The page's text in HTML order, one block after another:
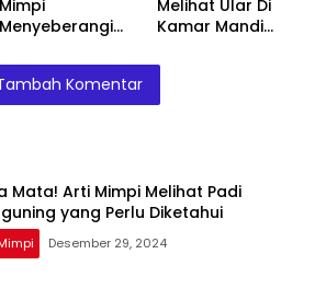
Mimpi
Menyeberangi
Teman Ternyata
Ini Artinya
Menurut Pakar
Melihat Ular Di
Kamar Mandi
Ini Penjelasannya
Komentar
Mata! Arti Mimpi Melihat Padi
Menguning yang Perlu Diketahui
Desember 29, 2024